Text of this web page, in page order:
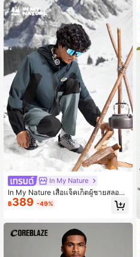
In My Nature
In My Nature เสื้อแจ็คเก็ตผู้ชายสลอแก
นพิมพ์ ผ้าบลอกสี ซิปหน้า มีฮู้ด แขนยา
ว ผ้าเบา
฿389 -49%